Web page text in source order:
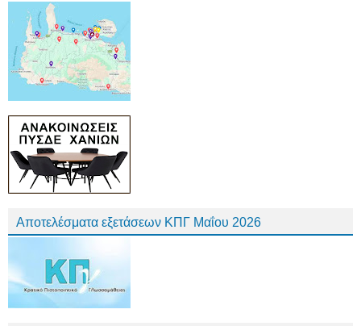
Αποτελέσματα εξετάσεων ΚΠΓ Μαΐου 2026